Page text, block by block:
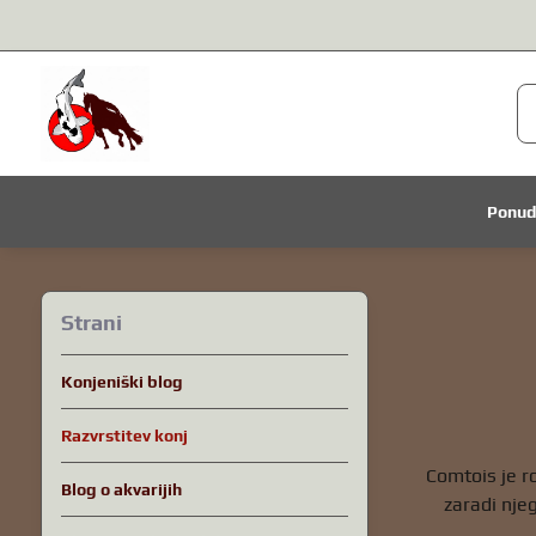
Comtois je
zaradi
Strani
Konjeniški blog
Razvrstitev konj
Blog o akvarijih